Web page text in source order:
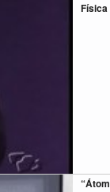
Física